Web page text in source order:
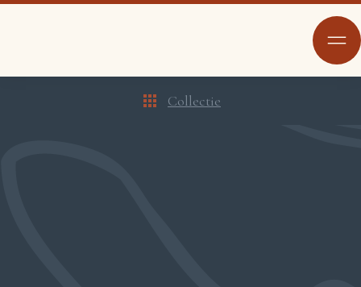
Collectie